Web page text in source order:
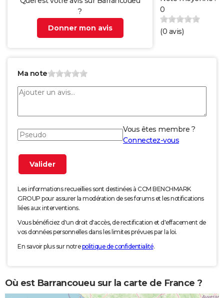
?
Donner mon avis
0
(0 avis)
Ma note
Vous êtes membre ?
Connectez-vous
Les informations recueillies sont destinées à CCM BENCHMARK
GROUP pour assurer la modération de ses forums et les notifications
liées aux interventions.
Vous bénéficiez d'un droit d'accès, de rectification et d'effacement de
vos données personnelles dans les limites prévues par la loi.
En savoir plus sur notrepolitique de confidentialité.
Où est Barrancoueu sur la carte de France ?